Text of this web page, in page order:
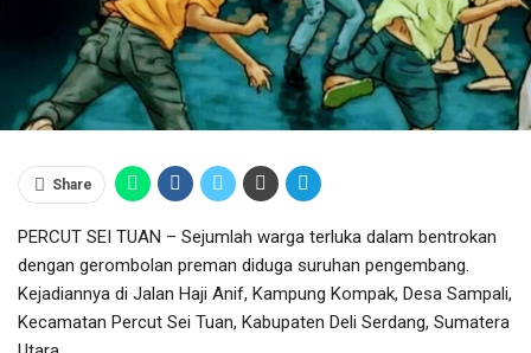
Share
PERCUT SEI TUAN – Sejumlah warga terluka dalam bentrokan
dengan gerombolan preman diduga suruhan pengembang.
Kejadiannya di Jalan Haji Anif, Kampung Kompak, Desa Sampali,
Kecamatan Percut Sei Tuan, Kabupaten Deli Serdang, Sumatera